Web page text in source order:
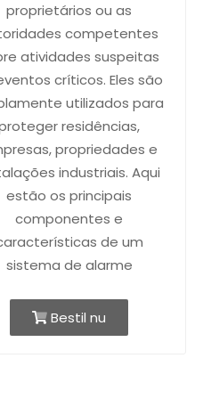
proprietários ou as
competentes
atividades suspeitas
críticos. Eles são
utilizados para
residências,
propriedades e
industriais. Aqui
estão os principais
componentes e
de um
sistema de alarme
Bestil nu